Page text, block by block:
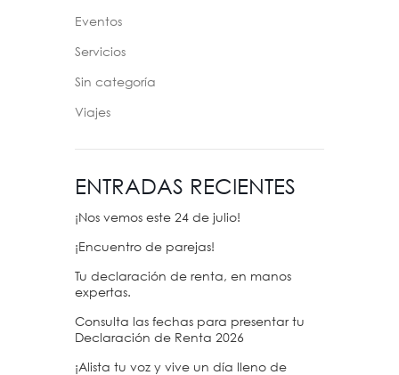
Eventos
Servicios
Sin categoría
Viajes
ENTRADAS RECIENTES
¡Nos vemos este 24 de julio!
¡Encuentro de parejas!
Tu declaración de renta, en manos
expertas.
Consulta las fechas para presentar tu
Declaración de Renta 2026
¡Alista tu voz y vive un día lleno de